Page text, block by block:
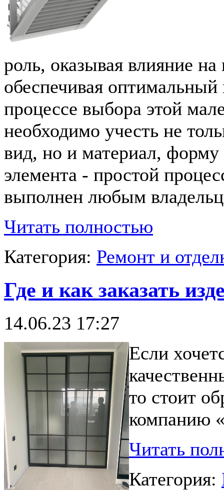
роль, оказывая влияние
обеспечивая
процессе выбора этой
необходимо учесть не
вид, но и материал, форму
элемента - простой
выполнен любым
Читать полностью
Категория: Ремонт и
Где и как заказать
14.06.23 17:27
Если
то стоит
компанию
Читать
Категория: